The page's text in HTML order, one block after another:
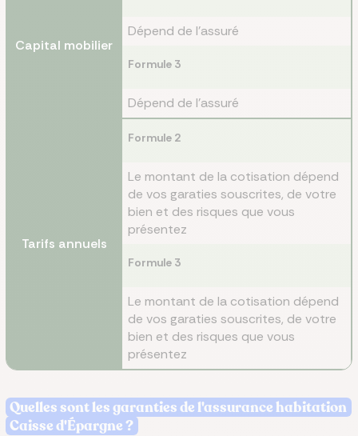
Capital mobilier
Dépend de l'assuré
Formule 3
Dépend de l'assuré
Tarifs annuels
Formule 2
Le montant de la cotisation dépend
de vos garaties souscrites, de votre
bien et des risques que vous
présentez
Formule 3
Le montant de la cotisation dépend
de vos garaties souscrites, de votre
bien et des risques que vous
présentez
Quelles sont les garanties de l'assurance habitation
Caisse d'Épargne ?